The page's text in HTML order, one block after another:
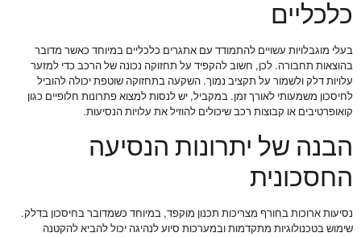
כלכליים
בעלי מוגבלויות עשויים להתמודד עם אתגרים כלכליים במיוחד כאשר מדובר
בהוצאות תחבורה. לכן, חשוב להקפיד על תחזוקה נכונה של הרכב כדי למזער
עלויות דלק ולשמור על תקציב נמוך. השקעה בתחזוקה שוטפת יכולה להוביל
לחיסכון משמעותי לאורך זמן. במקביל, יש לנסות למצוא פתרונות חלופיים כגון
קואופרטיבים או קבוצות רכב שיכולים להוזיל את עלויות הנסיעות.
הבנה של יתרונות הנסיעה
החסכונית
נסיעות ארוכות בחורף מצריכות תכנון מוקפד, במיוחד כשמדובר בחיסכון בדלק.
שימוש בטכנולוגיות מתקדמות ובמערכות סיוע לנהיגה יכול להביא להקטנה